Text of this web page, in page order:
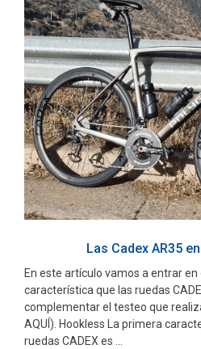
Las Cadex AR35
En este artículo vamos a entrar
característica que las ruedas
complementar el testeo que
AQUÍ). Hookless La primera
ruedas CADEX es ...